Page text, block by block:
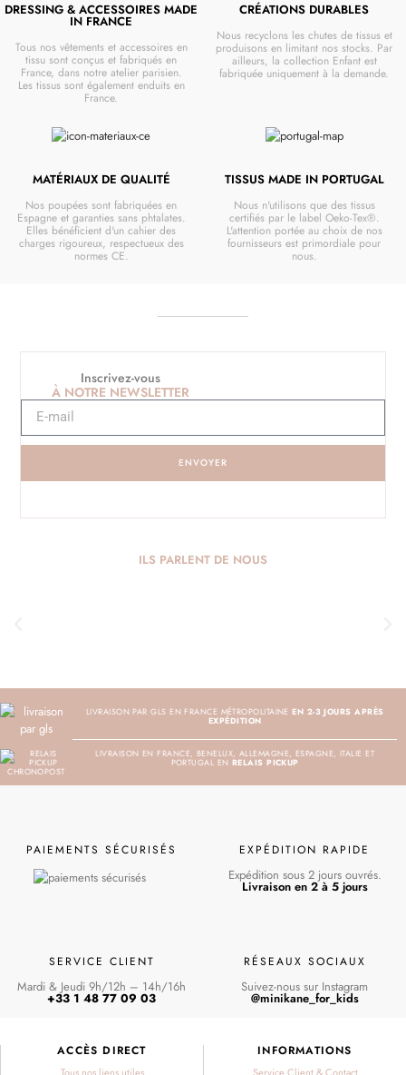
DRESSING & ACCESSOIRES MADE
IN FRANCE
Tous nos vêtements et accessoires en
tissu sont conçus et fabriqués en
France, dans notre atelier parisien.
Les tissus sont également enduits en
France.
CRÉATIONS DURABLES
Nous recyclons les chutes de tissus et
produisons en limitant nos stocks. Par
ailleurs, la collection Enfant est
fabriquée uniquement à la demande.
MATÉRIAUX DE QUALITÉ
Nos poupées sont fabriquées en
Espagne et garanties sans phtalates.
Elles bénéficient d'un cahier des
charges rigoureux, respectueux des
normes CE.
TISSUS MADE IN PORTUGAL
Nous n'utilisons que des tissus
certifiés par le label Oeko-Tex®.
L'attention portée au choix de nos
fournisseurs est primordiale pour
nous.
Inscrivez-vous
À NOTRE NEWSLETTER
ENVOYER
ILS PARLENT DE NOUS
LIVRAISON PAR GLS EN FRANCE MÉTROPOLITAINEEN 2-3 JOURS APRÈS
EXPÉDITION
LIVRAISON EN FRANCE, BENELUX, ALLEMAGNE, ESPAGNE, ITALIE ET
PORTUGAL EN RELAIS PICKUP
PAIEMENTS SÉCURISÉS EXPÉDITION RAPIDE
Expédition sous 2 jours ouvrés.
Livraison en 2 à 5 jours
SERVICE CLIENT
Mardi & Jeudi 9h/12h – 14h/16h
+33 1 48 77 09 03
RÉSEAUX SOCIAUX
Suivez-nous sur Instagram
@minikane_for_kids
ACCÈS DIRECT
Tous nos liens utiles
INFORMATIONS
Service Client & Contact